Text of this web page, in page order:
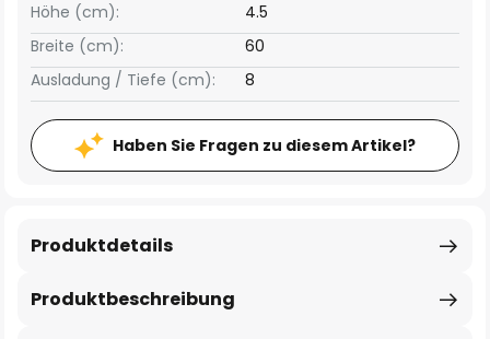
Breite (cm): 60
Höhe (cm): 4.5
Ausladung / Tiefe (cm): 8
Haben Sie Fragen zu diesem Artikel?
Produktbeschreibung
Produktdetails